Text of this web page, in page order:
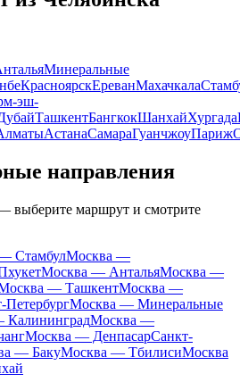
Минеральные
КрасноярскЕреванМахачкала
эш-
ТашкентБангкокШанхайХургада
АстанаСамараГуанчжоуПариж
направления
выберите маршрут и смотрите
СтамбулМосква —
Москва — АнтальяМосква —
— ТашкентМосква —
Москва — Минеральные
КалининградМосква —
Москва — ДенпасарСанкт-
— БакуМосква — ТбилисиМосква